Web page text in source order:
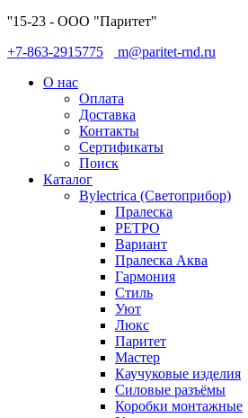
''15-23 - ООО "Паритет"
+7-863-2915775
m@paritet-rnd.ru
О нас
Оплата
Доставка
Контакты
Сертификаты
Поиск
Каталог
Bylectrica (Светоприбор)
Пралеска
РЕТРО
Вариант
Пралеска Аква
Гармония
Стиль
Уют
Люкс
Паритет
Мастер
Каучуковые изделия
Силовые разъёмы
Коробки монтажные